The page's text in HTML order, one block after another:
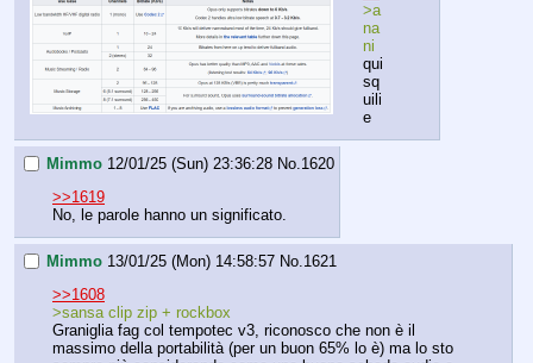
>a
na
ni
qui
sq
uili
e
Mimmo 12/01/25 (Sun) 23:36:28 No. 1620
>>1619
No, le parole hanno un significato.
Mimmo 13/01/25 (Mon) 14:58:57 No. 1621
>>1608
>sansa clip zip + rockbox
Graniglia fag col tempotec v3, riconosco che non è il
massimo della portabilità (per un buon 65% lo è) ma lo sto